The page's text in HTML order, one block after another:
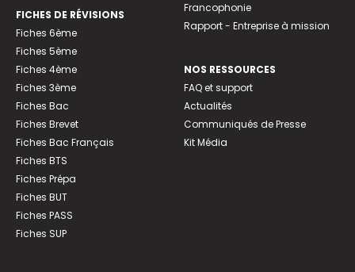
FICHES DE RÉVISIONS
Fiches 6ème
Fiches 5ème
Fiches 4ème
Fiches 3ème
Fiches Bac
Fiches Brevet
Fiches Bac Français
Fiches BTS
Fiches Prépa
Fiches BUT
Fiches PASS
Fiches SUP
Francophonie
Rapport - Entreprise à mission
NOS RESSOURCES
FAQ et support
Actualités
Communiqués de Presse
Kit Média